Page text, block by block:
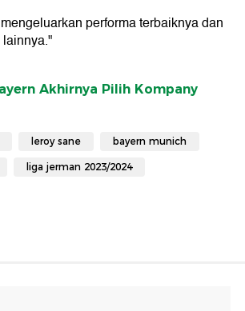
performa terbaiknya dan
Akhirnya Pilih Kompany
leroy sane bayern munich
liga jerman 2023/2024